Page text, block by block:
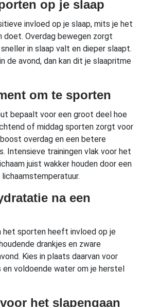
op je slaap
invloed op je slaap, mits je het
Overdag bewegen zorgt
in slaap valt en dieper slaapt.
de avond, dan kan dit je slaapritme
om te sporten
bepaalt voor een groot deel hoe
of middag sporten zorgt voor
overdag en een betere
Intensieve trainingen vlak voor het
juist wakker houden door een
na een
het sporten heeft invloed op je
drankjes en zware
Kies in plaats daarvan voor
voldoende water om je herstel
het slapengaan